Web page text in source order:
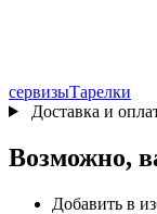
сервизыТарелки
Доставка и
Возможно,
Добавить в